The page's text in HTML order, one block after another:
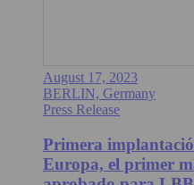
August 17, 2023
BERLIN, Germany
Press Release
Primera
Europa, el primer